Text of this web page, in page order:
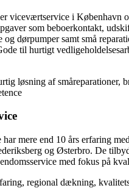
viceværtservice i København
som beboerkontakt,
og dørpumper samt små
til hurtigt
løsning af småreparationer,
mere end 10 års erfaring
og Østerbro. De
med fokus på
regional dækning,